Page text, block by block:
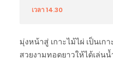
เวลา 14.30
มุ่งหน้าสู่ เกาะไม้ไผ่ เป็นเ
สวยงามทอดยาวให้ได้เล่น